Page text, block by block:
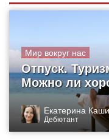
Мир вокруг нас
Отпуск.
Можно ли
Екатерина
Дебютант